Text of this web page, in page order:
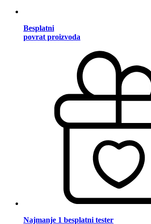
Besplatni
povrat proizvoda
Najmanje 1 besplatni tester